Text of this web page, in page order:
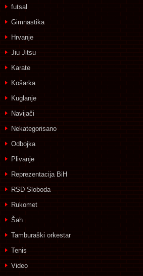
futsal
Gimnastika
Hrvanje
Jiu Jitsu
Karate
Košarka
Kuglanje
Navijači
Nekategorisano
Odbojka
Plivanje
Reprezentacija BiH
RSD Sloboda
Rukomet
Šah
Tamburaški orkestar
Tenis
Video